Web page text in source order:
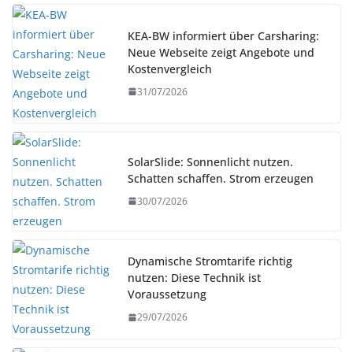
KEA-BW informiert über Carsharing:
Neue Webseite zeigt Angebote und
Kostenvergleich
31/07/2026
SolarSlide: Sonnenlicht nutzen.
Schatten schaffen. Strom erzeugen
30/07/2026
Dynamische Stromtarife richtig
nutzen: Diese Technik ist
Voraussetzung
29/07/2026